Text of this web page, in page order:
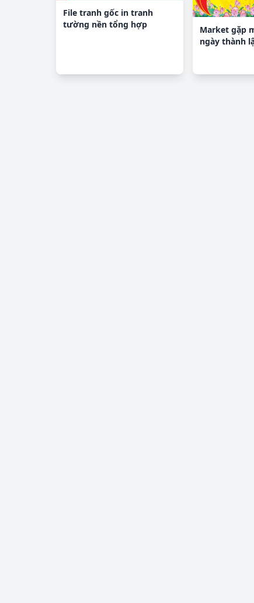
File tranh gốc in tranh
tường nền tổng hợp
Market gặp
ngày thành